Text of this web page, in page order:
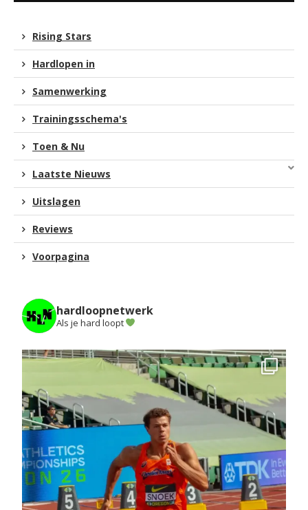
Rising Stars
Hardlopen in
Samenwerking
Trainingsschema's
Toen & Nu
Laatste Nieuws
Uitslagen
Reviews
Voorpagina
hardloopnetwerk
Als je hard loopt